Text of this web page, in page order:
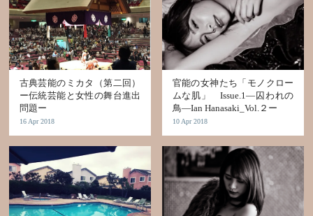
古典芸能のミカタ（第二回）
ー伝統芸能と女性の舞台進出
問題ー
16 Apr 2018
官能の女神たち「モノクロー
ムな肌」 Issue.1―囚われの
鳥―Ian Hanasaki_Vol.２ー
10 Apr 2018